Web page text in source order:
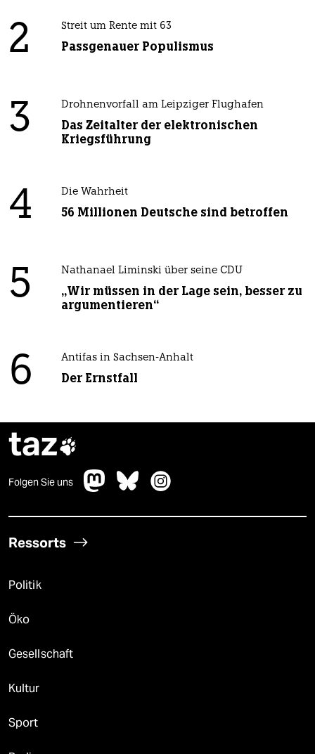
2 Streit um Rente mit 63
Passgenauer Populismus
3 Drohnenvorfall am Leipziger Flughafen
Das Zeitalter der elektronischen
Kriegsführung
4 Die Wahrheit
56 Millionen Deutsche sind betroffen
5 Nathanael Liminski über seine CDU
„Wir müssen in der Lage sein, besser zu
argumentieren“
6 Antifas in Sachsen-Anhalt
Der Ernstfall
taz
Folgen Sie uns
Ressorts
Politik
Öko
Gesellschaft
Kultur
Sport